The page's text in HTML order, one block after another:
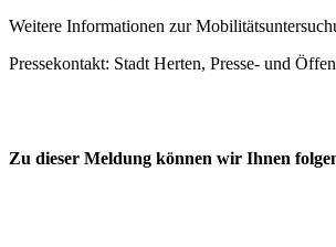
Weitere Informationen zur
Pressekontakt: Stadt Herten, Presse- und
Zu dieser Meldung können wir Ihnen